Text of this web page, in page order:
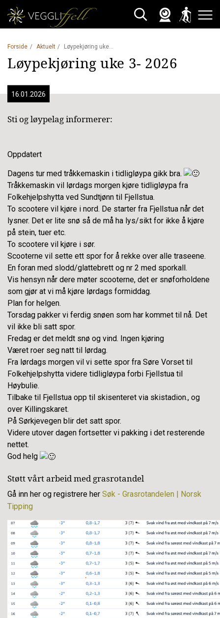
Søk WebkameraSkisporet
Åpne
Forside Aktuelt Løypekjøring uke 3- 2026 (1)
Løypekjøring uke 3- 2026
16.01.2026
Sti og løypelag informerer:
Oppdatert
Dagens tur med tråkkemaskin i tidligløypa gikk bra.
Tråkkemaskin vil lørdags morgen kjøre tidligløypa fra
Folkehjelpshytta ved Sundtjønn til Fjellstua.
To scootere vil kjøre i nord. De starter fra Fjellstua når det
lysner. Det er lite snø så de må ha lys/sikt for ikke å kjøre
på stein, tuer etc.
To scootere vil kjøre i sør.
Scooterne vil sette ett spor for å rekke over alle traseene.
En foran med slodd/glattebrett og nr 2 med sporkall.
Vis hensyn når dere møter scooterne, det er snøforholdene
som gjør at vi må kjøre lørdags formiddag.
Plan for helgen.
Torsdag pakker vi ferdig snøen som har kommet til nå. Det
vil ikke bli satt spor.
Fredag er det meldt snø og vind. Ingen kjøring
Været roer seg natt til lørdag.
Fra lørdags morgen vil vi sette spor fra Søre Vorset til
Folkehjelpshytta videre tidligløypa forbi Fjellstua til
Høybulie.
Tilbake til Fjellstua opp til skisenteret via skistadion., og
over Killingskaret.
På Sørkjevegen blir det satt spor.
Videre utover dagen fortsetter vi pakking i det resterende
nettet.
God helg
Støtt vårt arbeid med grasrotandel
Gå inn her og registrere her Søk - Grasrotandelen | Norsk
Tipping